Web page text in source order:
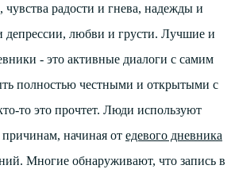
чувства радости и гнева, надежды и
депрессии, любви и грусти. Лучшие и
- это активные диалоги с самим
полностью честными и открытыми с
то это прочтет. Люди используют
начиная от едевого дневника
Многие обнаруживают, что запись в